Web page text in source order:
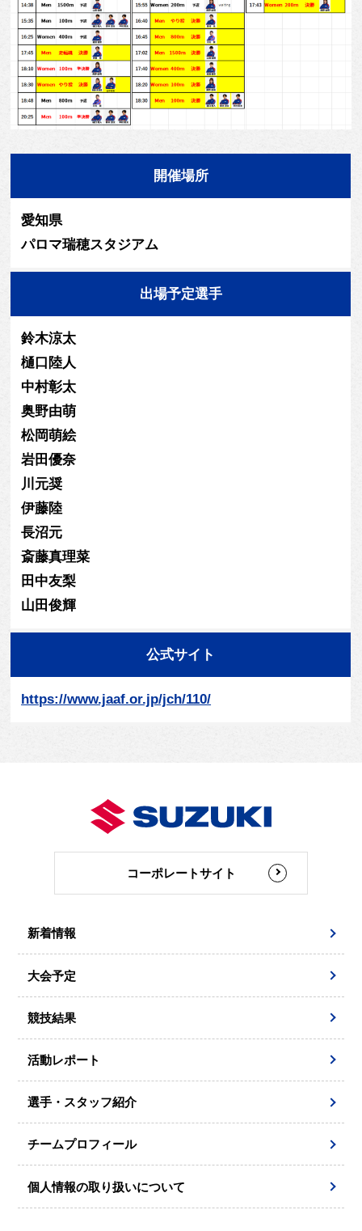
開催場所
愛知県
パロマ瑞穂スタジアム
出場予定選手
鈴木涼太
樋口陸人
中村彰太
奥野由萌
松岡萌絵
岩田優奈
川元奨
伊藤陸
長沼元
斎藤真理菜
田中友梨
山田俊輝
公式サイト
https://www.jaaf.or.jp/jch/110/
コーポレートサイト
新着情報
大会予定
競技結果
活動レポート
選手・スタッフ紹介
チームプロフィール
個人情報の取り扱いについて